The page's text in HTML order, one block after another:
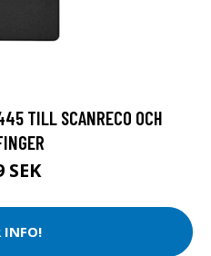
TILL SCANRECO OCH
SEK
INFO!